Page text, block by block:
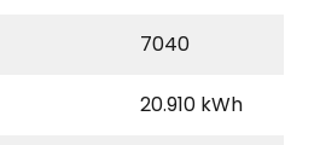
7040
20.910 kWh